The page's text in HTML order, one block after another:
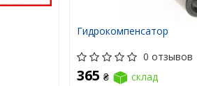
Гидрокомпенсатор
0 отзывов
365₴
склад